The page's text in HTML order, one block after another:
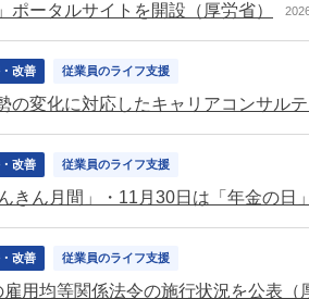
ポータルサイトを開設（厚労省）
改善 従業員のライフ支援
の変化に対応したキャリアコンサル
改善 従業員のライフ支援
きん月間」・11月30日は「年金の
改善 従業員のライフ支援
用均等関係法令の施行状況を公表（